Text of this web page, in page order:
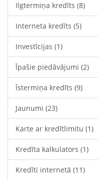
Ilgtermiņa kredīts (8)
Interneta kredīts (5)
Investīcijas (1)
Īpašie piedāvājumi (2)
Īstermiņa kredīts (9)
Jaunumi (23)
Karte ar kredītlimitu (1)
Kredīta kalkulators (1)
Kredīti internetā (11)